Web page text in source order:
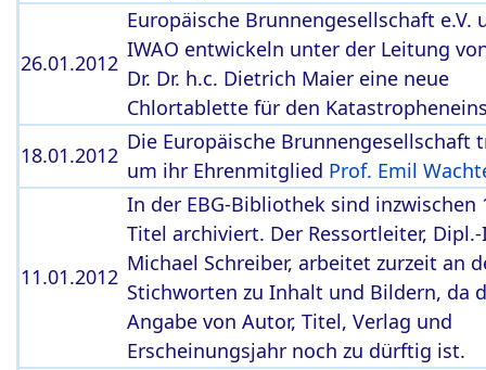
26.01.2012
Europäische Brunnengesellschaft e.V.
IWAO entwickeln unter der Leitung
Dr. Dr. h.c. Dietrich Maier eine neue
Chlortablette für den
18.01.2012
Die Europäische Brunnengesellschaft
um ihr Ehrenmitglied Prof. Emil
11.01.2012
In der EBG-Bibliothek sind inzwischen
Titel archiviert. Der Ressortleiter,
Michael Schreiber, arbeitet zurzeit an
Stichworten zu Inhalt und Bildern, da
Angabe von Autor, Titel, Verlag und
Erscheinungsjahr noch zu dürftig ist.